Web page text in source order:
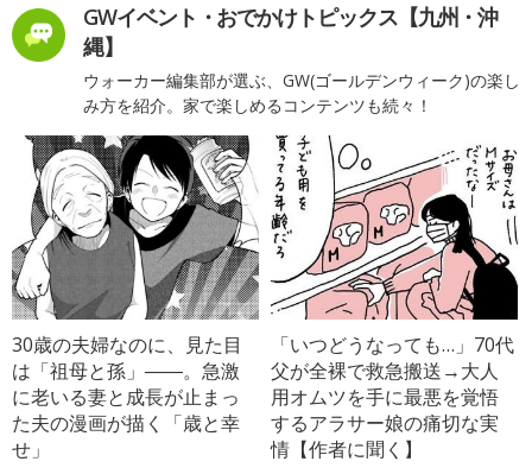
GWイベント・おでかけトピックス【九州・沖
縄】
ウォーカー編集部が選ぶ、GW(ゴールデンウィーク)の楽し
み方を紹介。家で楽しめるコンテンツも続々！
30歳の夫婦なのに、見た目
は「祖母と孫」――。急激
に老いる妻と成長が止まっ
た夫の漫画が描く「歳と幸
せ」
「いつどうなっても…」70代
父が全裸で救急搬送→大人
用オムツを手に最悪を覚悟
するアラサー娘の痛切な実
情【作者に聞く】